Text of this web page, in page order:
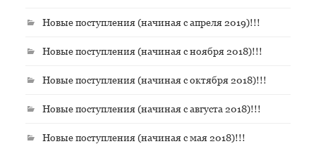
Новые поступления (начиная с апреля 2019)!!!
Новые поступления (начиная с ноября 2018)!!!
Новые поступления (начиная с октября 2018)!!!
Новые поступления (начиная с августа 2018)!!!
Новые поступления (начиная с мая 2018)!!!